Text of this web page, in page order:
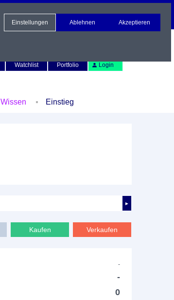
Watchlist Portfolio Login
Wissen Einstieg
►
Verkaufen
Kaufen
-
-
0
Einstellungen Ablehnen Akzeptieren